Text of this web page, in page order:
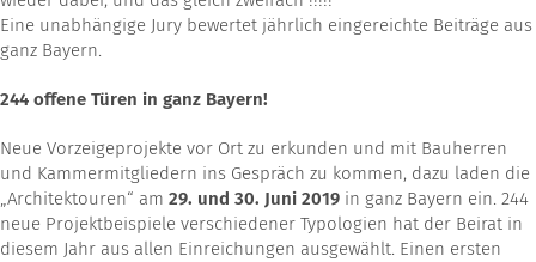
Eine unabhängige Jury bewertet jährlich eingereichte Beiträge aus
ganz Bayern.
244 offene Türen in ganz Bayern!
Neue Vor­zei­ge­pro­jekte vor Ort zu erkun­den und mit Bau­her­ren
und Kam­mer­mit­glie­dern ins Gespräch zu kommen, dazu laden die
„Archi­tek­tou­ren“ am 29. und 30. Juni 2019 in ganz Bayern ein. 244
neue Pro­jekt­bei­spiele ver­schie­de­ner Typo­lo­gien hat der Beirat in
diesem Jahr aus allen Ein­rei­chun­gen aus­ge­wählt. Einen ersten